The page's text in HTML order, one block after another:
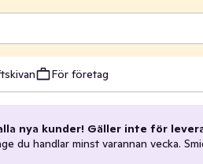
För företag
nya kunder! Gäller inte för
du handlar minst varannan vecka.